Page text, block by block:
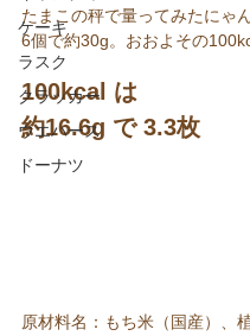
ケーキ
ラスク
クラッカー
ウエハース
ドーナツ
たまこの秤で量ってみたにゃ
6個で約30g。おおよその
100kcal は
約16.6g で 3.3枚
原材料名：もち米（国産）、